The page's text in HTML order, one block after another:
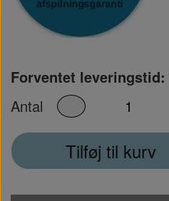
Forventet leveringstid:
Antal
Tilføj til kurv